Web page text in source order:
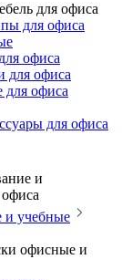
для офиса
для офиса
офиса
для офиса
офиса
для офиса
и
и учебные
офисные и